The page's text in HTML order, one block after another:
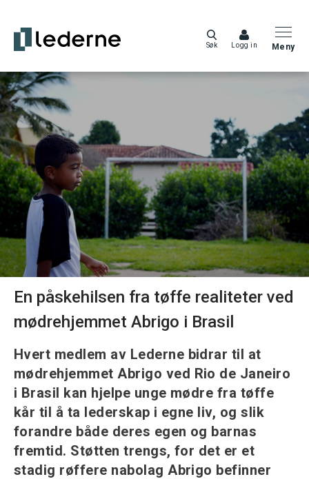
Søk Logg in Meny
En påskehilsen fra tøffe realiteter ved
mødrehjemmet Abrigo i Brasil
Hvert medlem av Lederne bidrar til at
mødrehjemmet Abrigo ved Rio de Janeiro
i Brasil kan hjelpe unge mødre fra tøffe
kår til å ta lederskap i egne liv, og slik
forandre både deres egen og barnas
fremtid. Støtten trengs, for det er et
stadig røffere nabolag Abrigo befinner